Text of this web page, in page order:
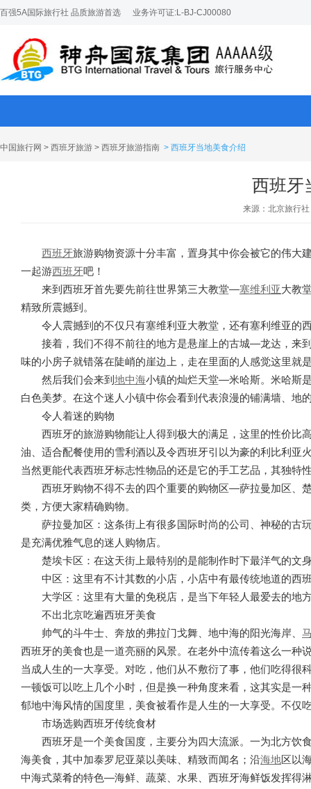
百强5A国际旅行社 品质旅游首选 业务许可证:L-BJ-CJ00080
中国旅行网 > 西班牙旅游 > 西班牙旅游指南 > 西班牙当地美食介绍
西班牙
来源：北京旅行社
西班牙旅游购物资源十分丰富，置身其中你会被它的伟大
一起游西班牙吧！
来到西班牙首先要先前往世界第三大教堂—塞维利亚大教
精致所震撼到。
令人震撼到的不仅只有塞维利亚大教堂，还有塞利维亚的
接着，我们不得不前往的地方是悬崖上的古城—龙达，来
味的小房子就错落在陡峭的崖边上，走在里面的人感觉这里就
然后我们会来到 地中海小镇的灿烂天堂—米哈斯。米哈斯
白色美梦。在这个迷人小镇中你会看到代表浪漫的铺满墙、地
令人着迷的购物
西班牙的旅游购物能让人得到极大的满足，这里的性价比
油、适合配餐使用的雪利酒以及令西班牙引以为豪的利比利亚
当然更能代表西班牙标志性物品的还是它的手工艺品，其独特
西班牙购物不得不去的四个重要的购物区—萨拉曼加区、
类，方便大家精确购物。
萨拉曼加区：这条街上有很多国际时尚的公司、神秘的古
是充满优雅气息的迷人购物店。
楚埃卡区：在这天街上最特别的是能制作时下最洋气的文
中区：这里有不计其数的小店，小店中有最传统地道的西
大学区：这里有大量的免税店，是当下年轻人最爱去的地
不出北京吃遍西班牙美食
帅气的斗牛士、奔放的弗拉门戈舞、地中海的阳光海岸、
西班牙的美食也是一道亮丽的风景。在老外中流传着这么一种
当成人生的一大享受。对吃，他们从不敷衍了事，他们吃得
一顿饭可以吃上几个小时，但是换一种角度来看，这其实是一
郁地中海风情的国度里，美食被看作是人生的一大享受。不仅
市场选购西班牙传统食材
西班牙是一个美食国度，主要分为四大流派。一为北方饮
海美食，其中加泰罗尼亚菜以美味、精致而闻名；沿海地区以
中海式菜肴的特色—海鲜、蔬菜、水果、西班牙海鲜饭发挥得